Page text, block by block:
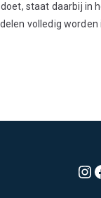
staat daarbij in
volledig